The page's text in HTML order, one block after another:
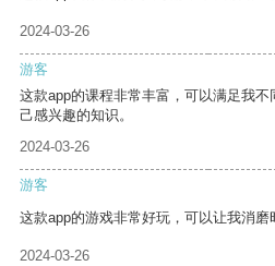
2024-03-26
游客
这款app的课程非常丰富，可以满足我
己感兴趣的知识。
2024-03-26
游客
这款app的游戏非常好玩，可以让我消磨
2024-03-26